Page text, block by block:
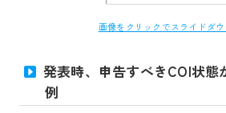
画像をクリックでスライドダ
発表時、申告すべきCOI状態
例